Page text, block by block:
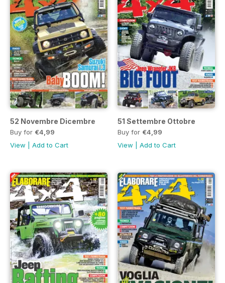
52 Novembre Dicembre
Buy for €4,99
View
Add to Cart
51 Settembre Ottobre
Buy for €4,99
View
Add to Cart